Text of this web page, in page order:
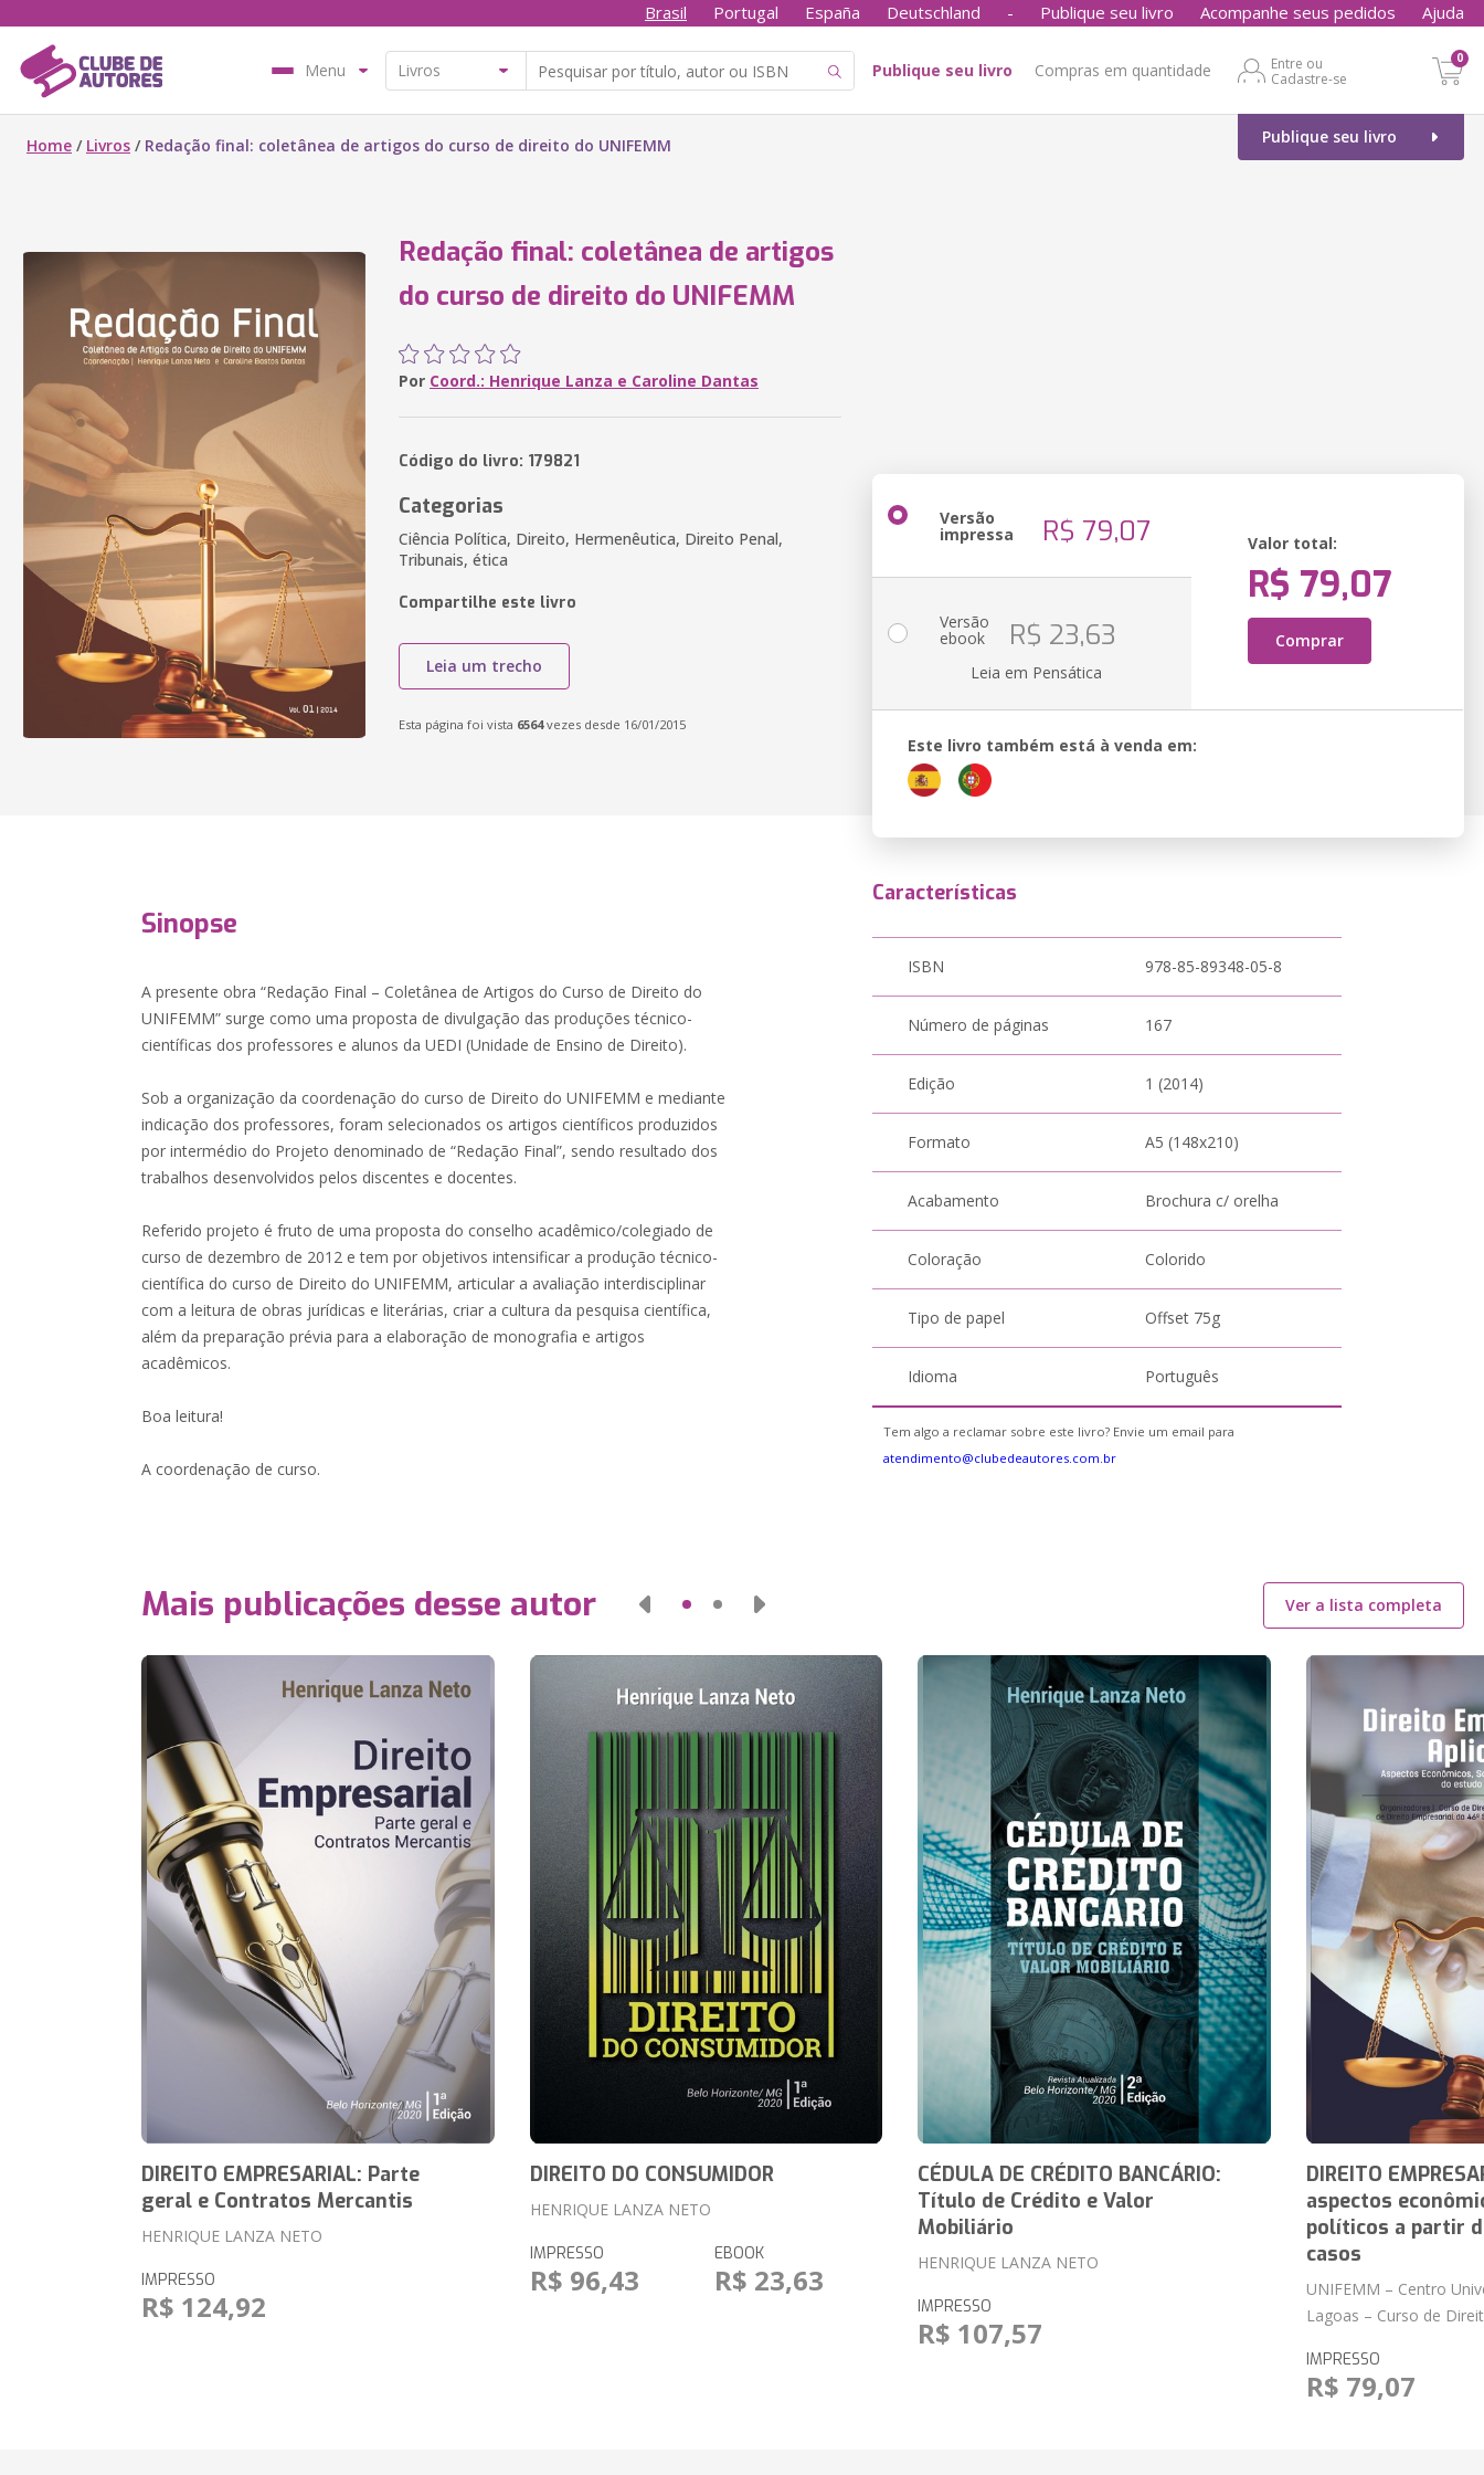
Brasil Portugal España Deutschland - Publique seu livro Acompanhe seus pedidos Ajuda
Menu Publique seu livro Compras em quantidade
Entre ou
Cadastre-se
0
Publique seu livro
Home / Livros / Redação final: coletânea de artigos do curso de direito do UNIFEMM
Redação final: coletânea de artigos
do curso de direito do UNIFEMM
Por Coord.: Henrique Lanza e Caroline Dantas
Código do livro: 179821
Categorias
Ciência Política, Direito, Hermenêutica, Direito Penal,
Tribunais, ética
Compartilhe este livro
Leia um trecho
Esta página foi vista 6564vezes desde 16/01/2015
Versão
impressa R$ 79,07 Valor total:
R$ 79,07
Comprar
Versão
ebook R$ 23,63
Leia em Pensática
Este livro também está à venda em:
Sinopse
A presente obra “Redação Final – Coletânea de Artigos do Curso de Direito do
UNIFEMM” surge como uma proposta de divulgação das produções técnico-
científicas dos professores e alunos da UEDI (Unidade de Ensino de Direito).
Sob a organização da coordenação do curso de Direito do UNIFEMM e mediante
indicação dos professores, foram selecionados os artigos científicos produzidos
por intermédio do Projeto denominado de “Redação Final”, sendo resultado dos
trabalhos desenvolvidos pelos discentes e docentes.
Referido projeto é fruto de uma proposta do conselho acadêmico/colegiado de
curso de dezembro de 2012 e tem por objetivos intensificar a produção técnico-
científica do curso de Direito do UNIFEMM, articular a avaliação interdisciplinar
com a leitura de obras jurídicas e literárias, criar a cultura da pesquisa científica,
além da preparação prévia para a elaboração de monografia e artigos
acadêmicos.
Boa leitura!
A coordenação de curso.
Características
ISBN 978-85-89348-05-8
Número de páginas 167
Edição 1 (2014)
Formato A5 (148x210)
Acabamento Brochura c/ orelha
Coloração Colorido
Tipo de papel Offset 75g
Idioma Português
Tem algo a reclamar sobre este livro? Envie um email para
atendimento@clubedeautores.com.br
Mais publicações desse autor Ver a lista completa
DIREITO EMPRESARIAL: Parte
geral e Contratos Mercantis
HENRIQUE LANZA NETO
IMPRESSO
R$ 124,92
DIREITO DO CONSUMIDOR
HENRIQUE LANZA NETO
IMPRESSO
R$ 96,43
EBOOK
R$ 23,63
CÉDULA DE CRÉDITO BANCÁRIO:
Título de Crédito e Valor
Mobiliário
HENRIQUE LANZA NETO
IMPRESSO
R$ 107,57
DIREITO
aspectos
políticos a partir
casos
UNIFEMM – Centro
Lagoas – Curso de
IMPRESSO
R$ 79,07